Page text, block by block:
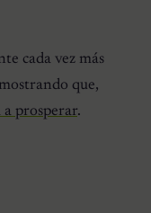
cada vez más
que,
a prosperar.